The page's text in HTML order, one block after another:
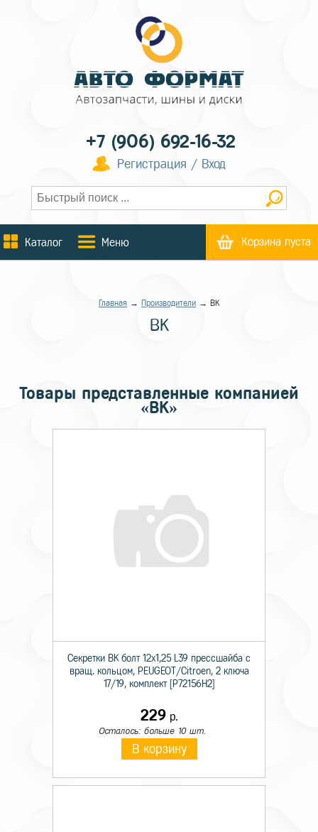
+7 (906) 692-16-32
Регистрация / Вход
Каталог Меню Корзина пуста
Главная → Производители → BK
BK
Товары представленные компанией
«BK»
Секретки BK болт 12х1,25 L39 прессшайба с
вращ. кольцом, PEUGEOT/Citroen, 2 ключа
17/19, комплект [P72156H2]
229р.
Осталось: больше 10 шт.
В корзину